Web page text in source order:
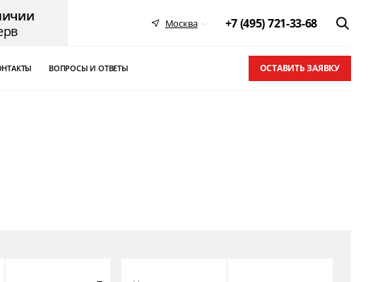
Москва +7 (495) 721-33-68
ВОПРОСЫ И ОТВЕТЫ ОСТАВИТЬ ЗАЯВКУ